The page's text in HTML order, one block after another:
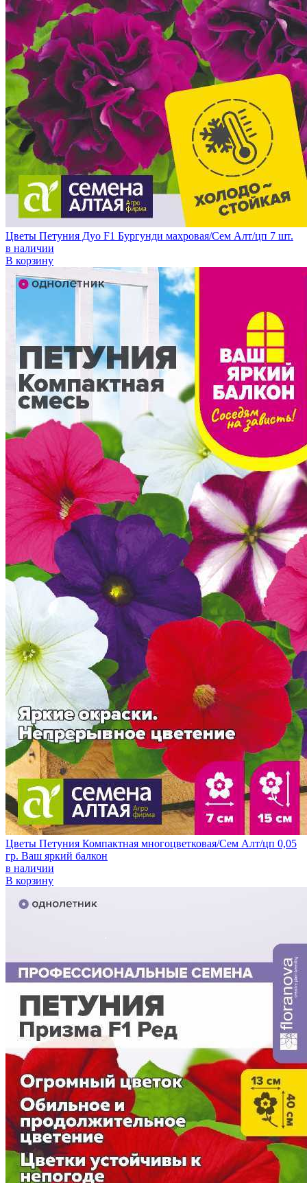
Цветы Петуния Дуо F1 Бургунди махровая/Сем Алт/цп 7 шт.
в наличии
В корзину
Цветы Петуния Компактная многоцветковая/Сем Алт/цп 0,05
гр. Ваш яркий балкон
в наличии
В корзину